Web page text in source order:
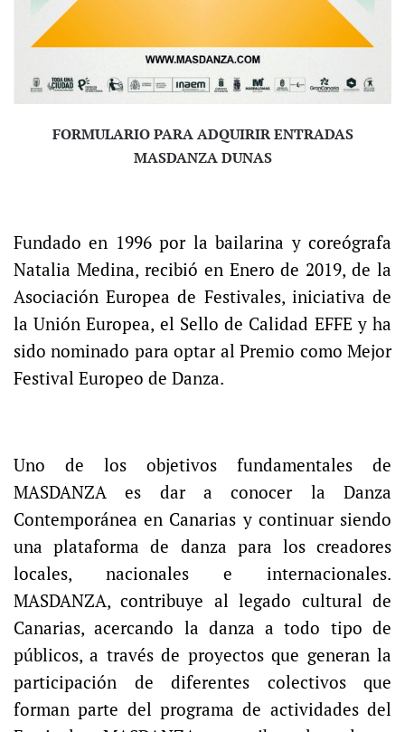
FORMULARIO PARA ADQUIRIR ENTRADAS
MASDANZA DUNAS
Fundado en 1996 por la bailarina y coreógrafa
Natalia Medina, recibió en Enero de 2019, de la
Asociación Europea de Festivales, iniciativa de
la Unión Europea, el Sello de Calidad EFFE y ha
sido nominado para optar al Premio como Mejor
Festival Europeo de Danza.
Uno de los objetivos fundamentales de
MASDANZA es dar a conocer la Danza
Contemporánea en Canarias y continuar siendo
una plataforma de danza para los creadores
locales, nacionales e internacionales.
MASDANZA, contribuye al legado cultural de
Canarias, acercando la danza a todo tipo de
públicos, a través de proyectos que generan la
participación de diferentes colectivos que
forman parte del programa de actividades del